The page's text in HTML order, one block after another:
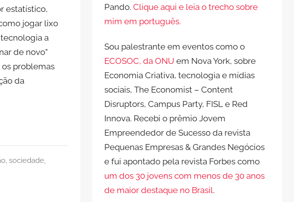
estatístico,
jogar lixo
a
de novo”
problemas
da
, sociedade,
Pando.Clique aqui e leia o trecho sobre
mim em português.
Sou palestrante em eventos como o
ECOSOC, da ONU em Nova York, sobre
Economia Criativa, tecnologia e mídias
sociais, The Economist – Content
Disruptors, Campus Party, FISL e Red
Innova. Recebi o prêmio Jovem
Empreendedor de Sucesso da revista
Pequenas Empresas & Grandes Negócios
e fui apontado pela revista Forbes como
um dos 30 jovens com menos de 30 anos
de maior destaque no Brasil.